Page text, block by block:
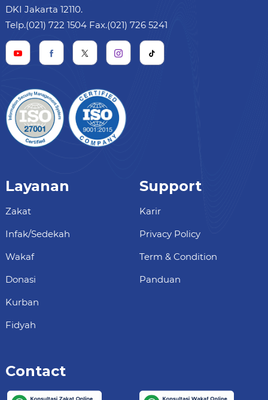
DKI Jakarta 12110.
Telp.(021) 722 1504 Fax.(021) 726 5241
Layanan
Zakat
Infak/Sedekah
Wakaf
Donasi
Kurban
Fidyah
Support
Karir
Privacy Policy
Term & Condition
Panduan
Contact